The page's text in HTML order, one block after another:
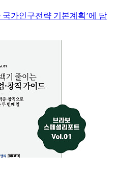
국가인구전략 기본계획’에 담